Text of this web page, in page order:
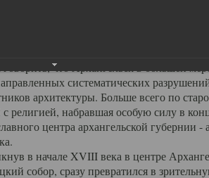
Архангельска
что Архангельск в большей
систематических
архитектуры. Больше всего по
религией, набравшая особую силу в
центра архангельской губернии
XVIII века в центре
собор, сразу превратился в